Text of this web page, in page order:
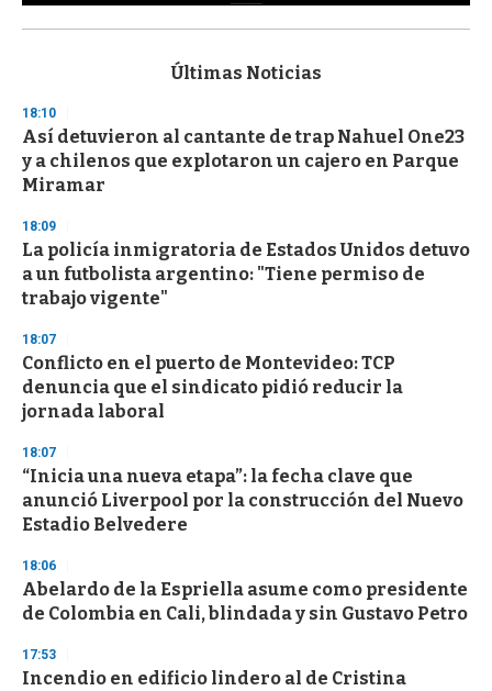
s
d
s
o
f
3
s
e
c
o
n
Últimas Noticias
18:10
Así detuvieron al cantante de trap Nahuel One23
y a chilenos que explotaron un cajero en Parque
Miramar
18:09
La policía inmigratoria de Estados Unidos detuvo
a un futbolista argentino: "Tiene permiso de
trabajo vigente"
18:07
Conflicto en el puerto de Montevideo: TCP
denuncia que el sindicato pidió reducir la
jornada laboral
18:07
“Inicia una nueva etapa”: la fecha clave que
anunció Liverpool por la construcción del Nuevo
Estadio Belvedere
18:06
Abelardo de la Espriella asume como presidente
de Colombia en Cali, blindada y sin Gustavo Petro
17:53
Incendio en edificio lindero al de Cristina